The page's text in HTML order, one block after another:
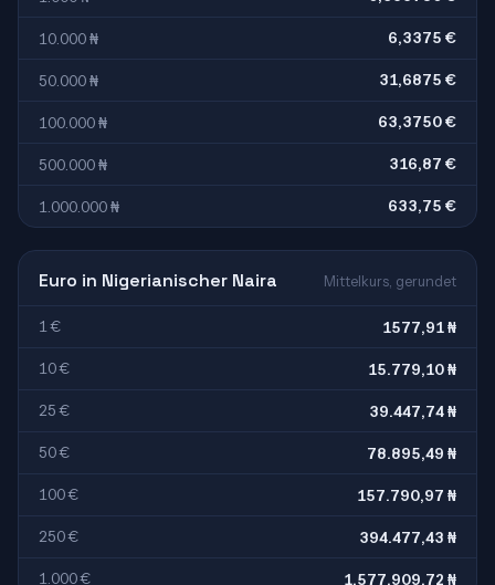
10.000 ₦ 6,3375 €
50.000 ₦ 31,6875 €
100.000 ₦ 63,3750 €
500.000 ₦ 316,87 €
1.000.000 ₦ 633,75 €
Euro in Nigerianischer Naira Mittelkurs, gerundet
1 € 1577,91 ₦
10 € 15.779,10 ₦
25 € 39.447,74 ₦
50 € 78.895,49 ₦
100 € 157.790,97 ₦
250 € 394.477,43 ₦
1.000 € 1.577.909,72 ₦